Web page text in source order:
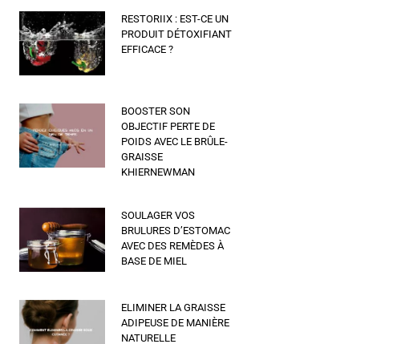
RESTORIIX : EST-CE UN
PRODUIT DÉTOXIFIANT
EFFICACE ?
BOOSTER SON
OBJECTIF PERTE DE
POIDS AVEC LE BRÛLE-
GRAISSE
KHIERNEWMAN
SOULAGER VOS
BRULURES D’ESTOMAC
AVEC DES REMÈDES À
BASE DE MIEL
ELIMINER LA GRAISSE
ADIPEUSE DE MANIÈRE
NATURELLE